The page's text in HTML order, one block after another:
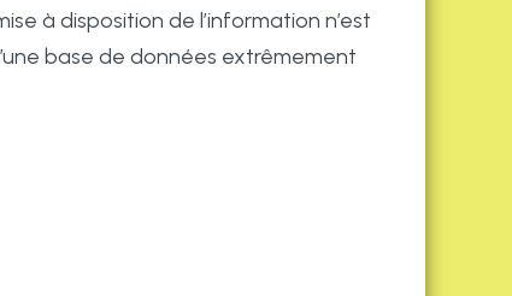
à disposition de l’information n’est
base de données extrêmement